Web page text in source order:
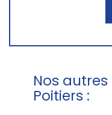
Nos
Poitiers :